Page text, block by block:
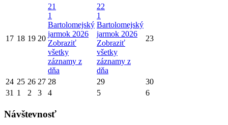
17 18 19 20
21
1
Bartolomejský
jarmok 2026
Zobraziť
všetky
záznamy z
dňa
22
1
Bartolomejský
jarmok 2026
Zobraziť
všetky
záznamy z
dňa
23
24 25 26 27 28 29
30
31 1 2 3 4 5 6
Návštevnosť